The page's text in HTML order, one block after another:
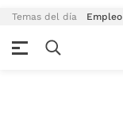
Temas del día Empleo